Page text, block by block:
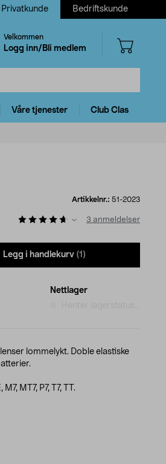
Privatkunde Bedriftskunde
Velkommen
Logg inn/Bli medlem
Våre tjenester Club Clas
Artikkelnr.: 51-2023
3 anmeldelser
Legg i handlekurv (1)
Nettlager
lommelykt. Doble elastiske
MT7, P7, T7, TT.